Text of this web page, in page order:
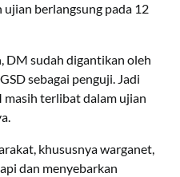
ujian berlangsung pada 12
DM sudah digantikan oleh
sebagai penguji. Jadi
terlibat dalam ujian
khususnya warganet,
dan menyebarkan